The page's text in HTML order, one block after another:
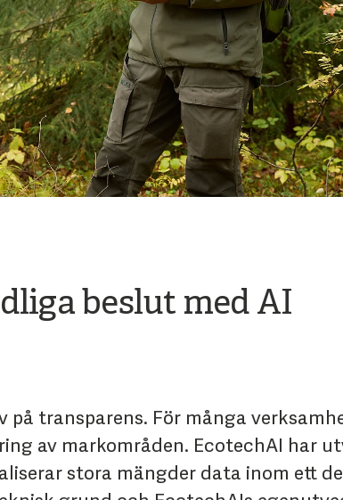
beslut med AI
transparens. För många
av markområden. EcotechAI har
stora mängder data inom ett